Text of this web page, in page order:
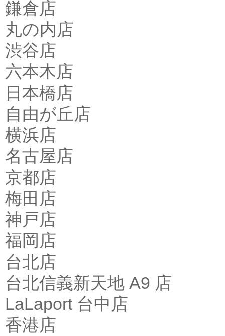
鎌倉店
丸の内店
渋谷店
六本木店
日本橋店
自由が丘店
横浜店
名古屋店
京都店
梅田店
神戸店
福岡店
台北店
台北信義新天地 A9 店
LaLaport 台中店
香港店